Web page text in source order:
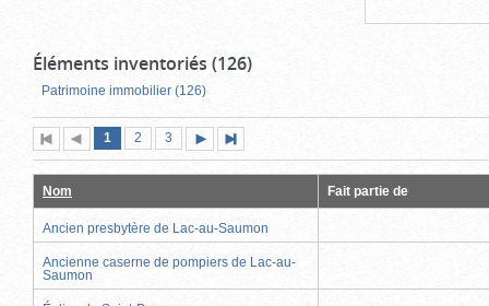
Éléments inventoriés (126)
Patrimoine immobilier (126)
Première
page
Page
précédente
Page
1 (page
actuelle)
Page
2 Page
3
suivante
page
Nom Fait partie de
Ancien presbytère de Lac-au-Saumon
Ancienne caserne de pompiers de Lac-au-
Saumon